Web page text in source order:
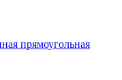
прямоугольная